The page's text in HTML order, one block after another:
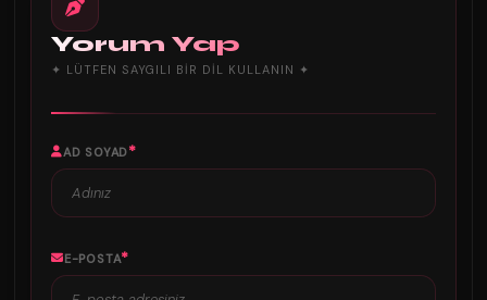
Yorum Yap
✦ LÜTFEN SAYGILI BIR DIL KULLANIN ✦
AD SOYAD*
E-POSTA*